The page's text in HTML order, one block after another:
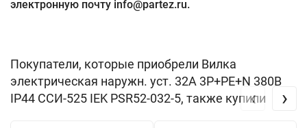
электронную почту info@partez.ru.
Покупатели, которые приобрели Вилка
электрическая наружн. уст. 32А 3P+PE+N 380В
IP44 ССИ-525 IEK PSR52-032-5, также купили
‹ ›